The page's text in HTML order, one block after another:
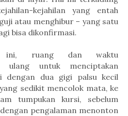
kejahilan yang entah
atau menghibur – yang satu
bisa dikonfirmasi.
ini, ruang dan waktu
ulang untuk menciptakan
dengan dua gigi palsu kecil
sedikit mencolok mata, ke
tumpukan kursi, sebelum
pengalaman menonton